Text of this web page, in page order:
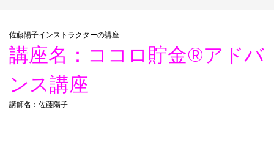
佐藤陽子インストラクターの講座
講座名：ココロ貯金®︎アドバ
ンス講座
講師名：佐藤陽子